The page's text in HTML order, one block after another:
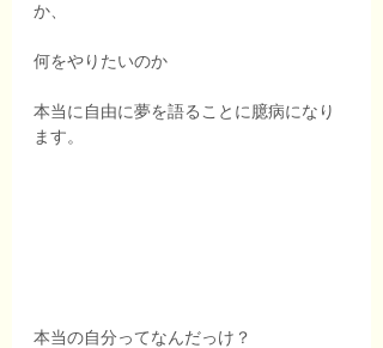
か、
何をやりたいのか
本当に自由に夢を語ることに臆病になり
ます。
本当の自分ってなんだっけ？